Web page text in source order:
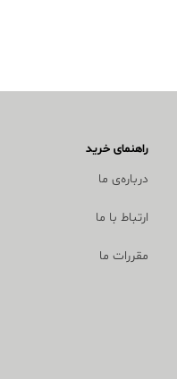
راهنمای خرید
درباره‌ی ما
ارتباط با ما
مقررات ما